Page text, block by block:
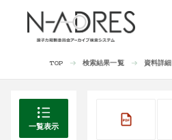
TOP 検索結果一覧 資料詳細
一覧表示